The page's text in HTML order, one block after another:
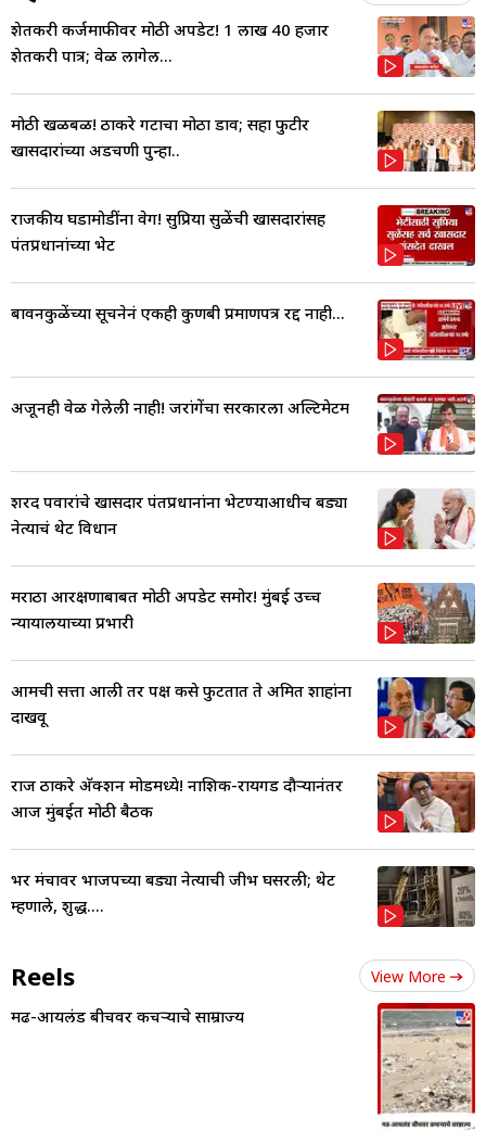
शेतकरी कर्जमाफीवर मोठी अपडेट! 1 लाख 40 हजार
शेतकरी पात्र; वेळ लागेल...
मोठी खळबळ! ठाकरे गटाचा मोठा डाव; सहा फुटीर
खासदारांच्या अडचणी पुन्हा..
राजकीय घडामोडींना वेग! सुप्रिया सुळेंची खासदारांसह
पंतप्रधानांच्या भेट
बावनकुळेंच्या सूचनेनं एकही कुणबी प्रमाणपत्र रद्द नाही...
अजूनही वेळ गेलेली नाही! जरांगेंचा सरकारला अल्टिमेटम
शरद पवारांचे खासदार पंतप्रधानांना भेटण्याआधीच बड्या
नेत्याचं थेट विधान
मराठा आरक्षणाबाबत मोठी अपडेट समोर! मुंबई उच्च
न्यायालयाच्या प्रभारी
आमची सत्ता आली तर पक्ष कसे फुटतात ते अमित शाहांना
दाखवू
राज ठाकरे अ‍ॅक्शन मोडमध्ये! नाशिक-रायगड दौऱ्यानंतर
आज मुंबईत मोठी बैठक
भर मंचावर भाजपच्या बड्या नेत्याची जीभ घसरली; थेट
म्हणाले, शुद्ध....
Reels View More
मढ-आयलंड बीचवर कचऱ्याचे साम्राज्य